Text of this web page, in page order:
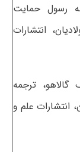
رسول حمایت
انتشارات
ترجمه
علم و